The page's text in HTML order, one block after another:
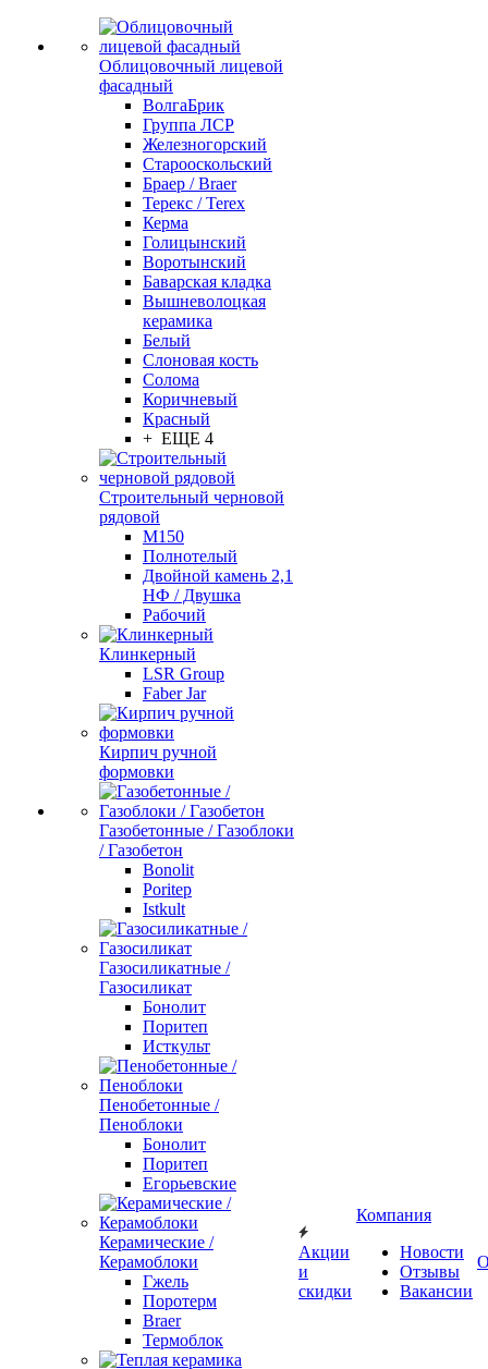
Облицовочный лицевой
фасадный
ВолгаБрик
Группа ЛСР
Железногорский
Старооскольский
Браер / Braer
Терекс / Terex
Керма
Голицынский
Воротынский
Баварская кладка
Вышневолоцкая
керамика
Белый
Слоновая кость
Солома
Коричневый
Красный
+ ЕЩЕ 4
Строительный черновой
рядовой
М150
Полнотелый
Двойной камень 2,1
НФ / Двушка
Рабочий
Клинкерный
LSR Group
Faber Jar
Кирпич ручной
формовки
Газобетонные / Газоблоки
/ Газобетон
Bonolit
Poritep
Istkult
Газосиликатные /
Газосиликат
Бонолит
Поритеп
Исткульт
Пенобетонные /
Пеноблоки
Бонолит
Поритеп
Егорьевские
Керамические /
Керамоблоки
Гжель
Поротерм
Braer
Термоблок
Акции
и
скидки
Компания
Новости
Отзывы
Вакансии